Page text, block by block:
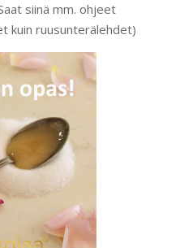
siinä mm. ohjeet
kuin ruusunterälehdet)